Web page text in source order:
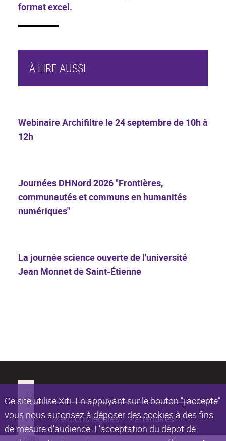
Ce site utilise Xiti. En appuyant sur le bouton "j'accepte"
vous nous autorisez à déposer des cookies à des fins
de mesure d'audience. L'acceptation du dépot de
format excel.
À LIRE AUSSI
Webinaire Archifiltre le 24 septembre de 10h à
12h
Journées DHNord 2026 "Frontières,
communautés et communs en humanités
numériques"
La journée science ouverte de l'université
Jean Monnet de Saint-Étienne
Mentions légales Partenaires